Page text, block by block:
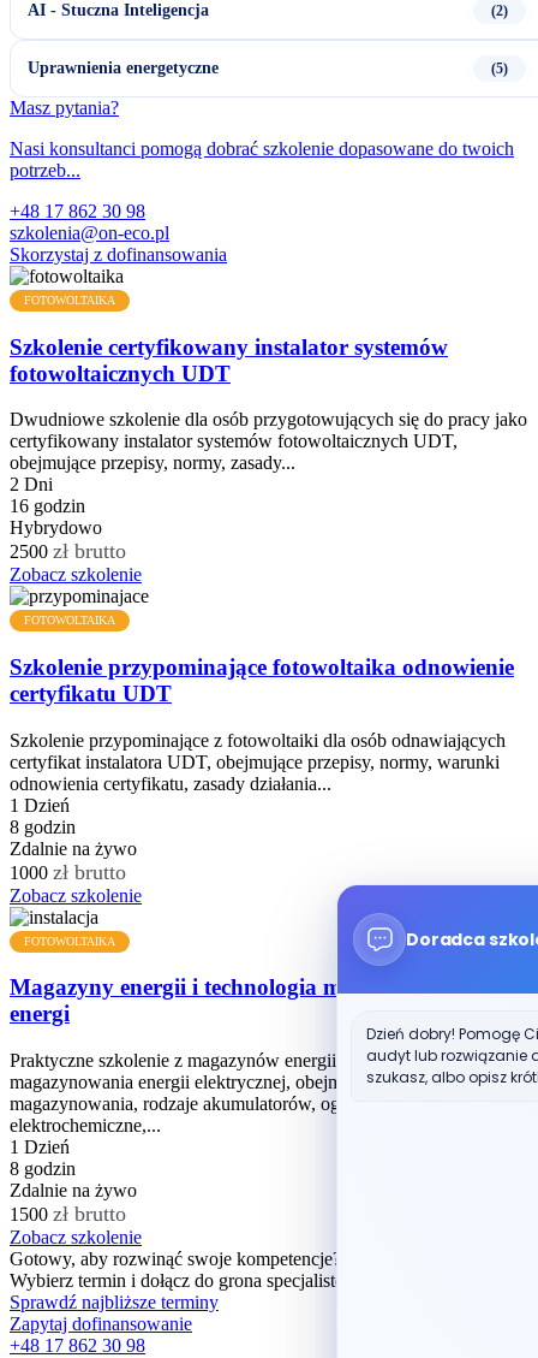
AI - Stuczna Inteligencja (2)
Uprawnienia energetyczne (5)
Masz pytania?
Nasi konsultanci pomogą dobrać szkolenie dopasowane do twoich
potrzeb...
+48 17 862 30 98
szkolenia@on-eco.pl
Skorzystaj z dofinansowania
FOTOWOLTAIKA
Szkolenie certyfikowany instalator systemów
fotowoltaicznych UDT
Dwudniowe szkolenie dla osób przygotowujących się do pracy jako
certyfikowany instalator systemów fotowoltaicznych UDT,
obejmujące przepisy, normy, zasady...
2 Dni
16 godzin
Hybrydowo
2500 zł brutto
Zobacz szkolenie
FOTOWOLTAIKA
Szkolenie przypominające fotowoltaika odnowienie
certyfikatu UDT
Szkolenie przypominające z fotowoltaiki dla osób odnawiających
certyfikat instalatora UDT, obejmujące przepisy, normy, warunki
odnowienia certyfikatu, zasady działania...
1 Dzień
8 godzin
Zdalnie na żywo
1000 zł brutto
Zobacz szkolenie
FOTOWOLTAIKA
Magazyny energii i technologia magazynowania
energi
Praktyczne szkolenie z magazynów energii i technologii
magazynowania energii elektrycznej, obejmujące możliwe formy
magazynowania, rodzaje akumulatorów, ogniwa
elektrochemiczne,...
1 Dzień
8 godzin
Zdalnie na żywo
1500 zł brutto
Zobacz szkolenie
Gotowy, aby rozwinąć swoje kompetencje?
Wybierz termin i dołącz do grona specjalistów i praktyków.
Sprawdź najbliższe terminy
Zapytaj dofinansowanie
+48 17 862 30 98
Doradca
Dzień dobry! Pomogę
audyt lub rozwiązanie
szukasz, albo opisz